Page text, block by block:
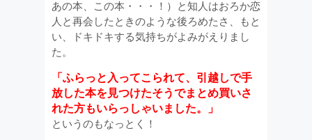
あの本、この本・・・！）と知人はおろか恋
人と再会したときのような後ろめたさ、もと
い、ドキドキする気持ちがよみがえりまし
た。
「ふらっと入ってこられて、引越しで手
放した本を見つけたそうでまとめ買いさ
れた方もいらっしゃいました。」
というのもなっとく！